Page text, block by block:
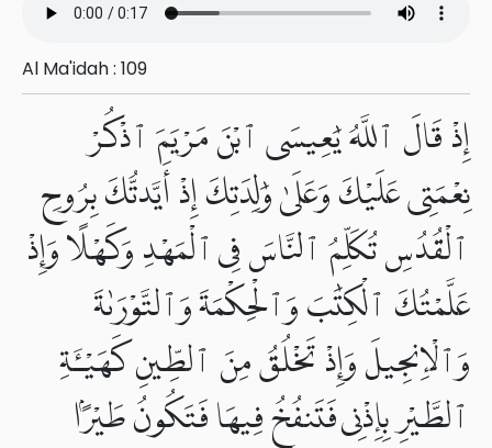
Al Ma'idah : 109
إِذْ قَالَ ٱللَّهُ يَٰعِيسَى ٱبْنَ مَرْيَمَ ٱذْكُرْ
نِعْمَتِى عَلَيْكَ وَعَلَىٰ وَٰلِدَتِكَ إِذْ أَيَّدتُّكَ بِرُوحِ
ٱلْقُدُسِ تُكَلِّمُ ٱلنَّاسَ فِى ٱلْمَهْدِ وَكَهْلًا وَإِذْ
عَلَّمْتُكَ ٱلْكِتَٰبَ وَٱلْحِكْمَةَ وَٱلتَّوْرَىٰةَ
وَٱلْإِنجِيلَ وَإِذْ تَخْلُقُ مِنَ ٱلطِّينِ كَهَيْـَٔةِ
ٱلطَّيْرِ بِإِذْنِى فَتَنفُخُ فِيهَا فَتَكُونُ طَيْرًۢا